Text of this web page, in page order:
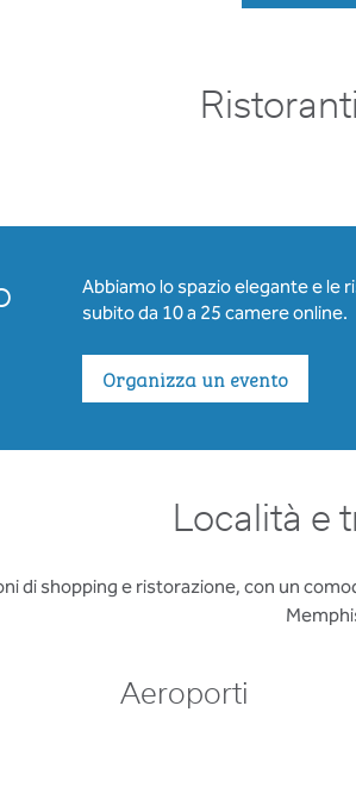
Abbiamo lo spazio elegante e le
subito da 10 a 25 camere online.
Organizza un evento
Località e
di shopping e ristorazione, con un
Aeroporti